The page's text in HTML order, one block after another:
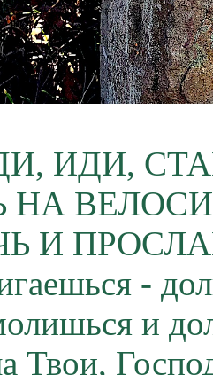
ИДИ,
НА
И
-
и
Твои,